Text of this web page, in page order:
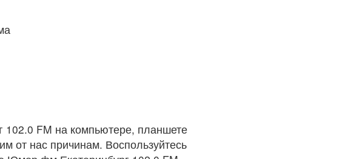
FM на компьютере, планшете
от нас причинам. Воспользуйтесь